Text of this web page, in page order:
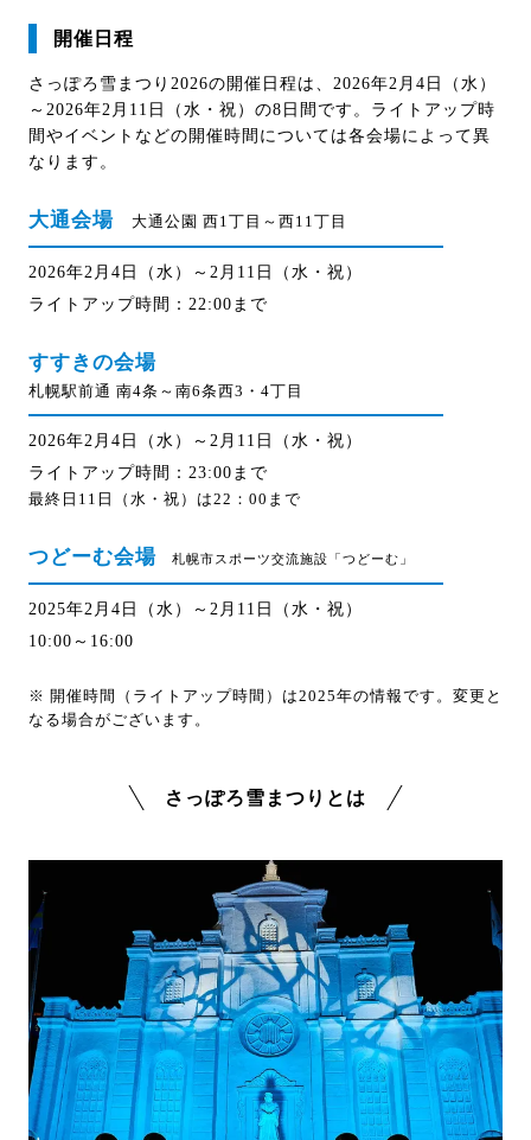
開催日程
さっぽろ雪まつり2026の開催日程は、2026年2月4日（水）
～2026年2月11日（水・祝）の8日間です。ライトアップ時
間やイベントなどの開催時間については各会場によって異
なります。
大通会場 大通公園 西1丁目～西11丁目
2026年2月4日（水）～2月11日（水・祝）
ライトアップ時間：22:00まで
すすきの会場
札幌駅前通 南4条～南6条西3・4丁目
2026年2月4日（水）～2月11日（水・祝）
ライトアップ時間：23:00まで
最終日11日（水・祝）は22：00まで
つどーむ会場 札幌市スポーツ交流施設「つどーむ」
2025年2月4日（水）～2月11日（水・祝）
10:00～16:00
※ 開催時間（ライトアップ時間）は2025年の情報です。変更と
なる場合がございます。
さっぽろ雪まつりとは